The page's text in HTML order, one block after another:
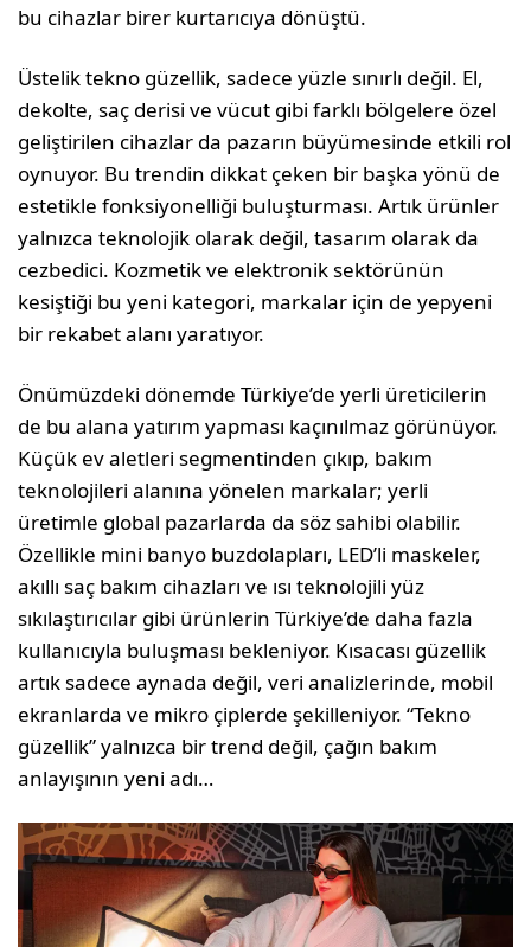
bu cihazlar bi­rer kurtarıcıya dönüştü.
Üstelik tekno güzellik, sade­ce yüzle sınırlı değil. El,
de­kolte, saç derisi ve vücut gibi farklı bölgelere özel
geliştiri­len cihazlar da pazarın bü­yümesinde etkili rol
oynu­yor. Bu trendin dikkat çeken bir başka yönü de
estetikle fonksiyonelliği buluşturma­sı. Artık ürünler
yalnızca tek­nolojik olarak değil, tasarım olarak da
cezbedici. Kozmetik ve elektronik sektörünün
kesiştiği bu yeni kategori, markalar için de yepyeni
bir reka­bet alanı yaratıyor.
Önümüzdeki dönemde Türkiye’de yerli üreticile­rin
de bu alana yatırım yapması kaçınılmaz görü­nüyor.
Küçük ev aletleri segmentinden çıkıp, ba­kım
teknolojileri alanına yönelen markalar; yerli
üretimle global pazarlarda da söz sahibi olabilir.
Özellikle mini banyo buzdolapları, LED’li mas­keler,
akıllı saç bakım cihazları ve ısı teknolojili yüz
sıkılaştırıcılar gibi ürünlerin Türkiye’de daha fazla
kullanıcıyla buluşması bekleniyor. Kısacası güzellik
artık sadece aynada değil, veri analizle­rinde, mobil
ekranlarda ve mikro çiplerde şekil­leniyor. “Tekno
güzellik” yalnızca bir trend değil, çağın bakım
anlayışının yeni adı…